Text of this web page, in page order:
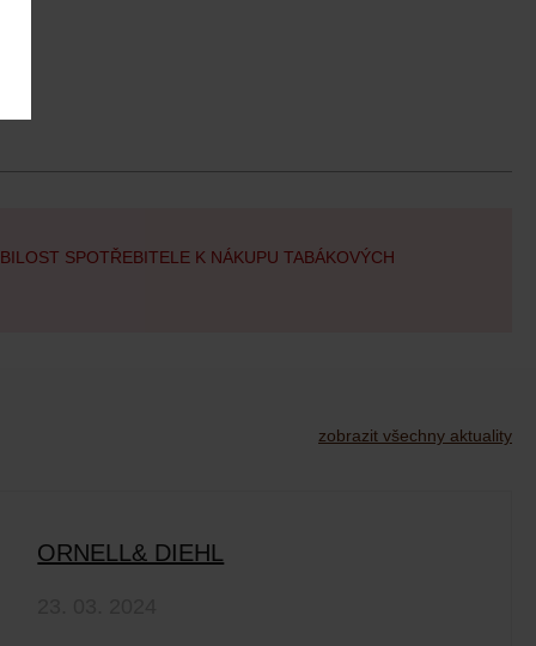
SPOTŘEBITELE K NÁKUPU TABÁKOVÝCH
zobrazit všechny aktuality
ORNELL& DIEHL